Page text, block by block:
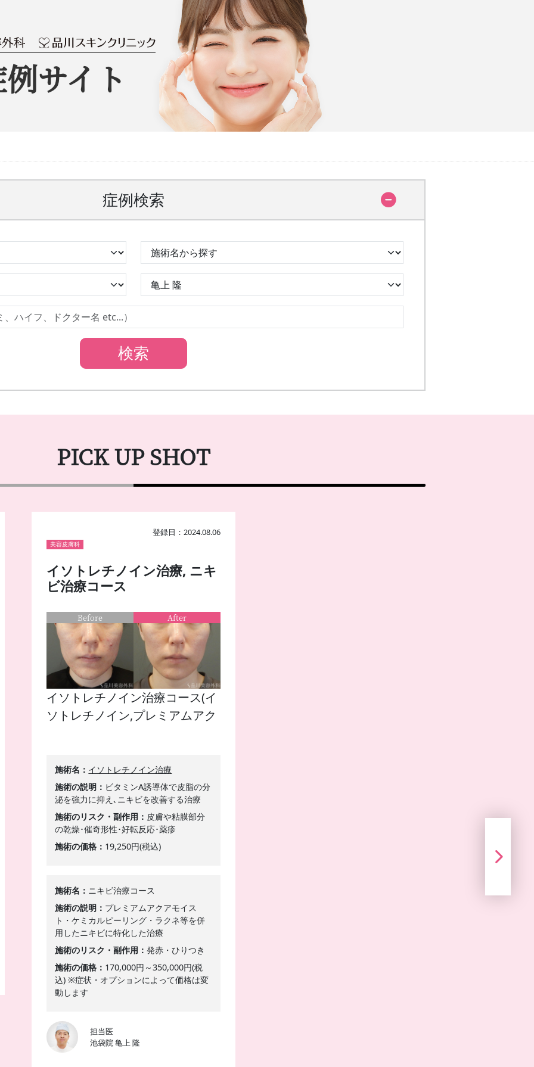
サイト
症例検索
PICK UP SHOT
登録日：2024.08.06
美容皮膚科
イソトレチノイン治療, ニキ
ビ治療コース
イソトレチノイン治療コース(イ
ソトレチノイン,プレミアムアク
回)処置前／処置後1M♪
施術名
イソトレチノイン治療
施術の説明
ビタミンA誘導体で皮脂の分
泌を強力に抑え､ニキビを改善する治療
施術のリスク・副作用
皮膚や粘膜部分
の乾燥･催奇形性･好転反応･薬疹
施術の価格
19,250円(税込)
施術名
ニキビ治療コース
施術の説明
プレミアムアクアモイス
ト・ケミカルピーリング・ラクネ等を併
用したニキビに特化した治療
施術のリスク・副作用
発赤・ひりつき
施術の価格
170,000円～350,000円(税
込) ※症状・オプションによって価格は変
動します
担当医
池袋院 亀上 隆
Before After